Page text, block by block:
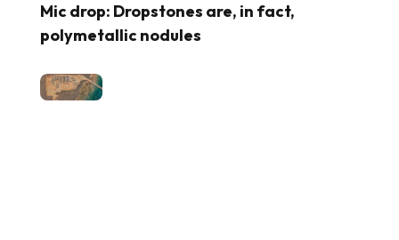
Mic drop: Dropstones are, in fact,
polymetallic nodules